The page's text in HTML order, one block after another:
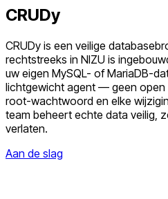
CRUDy
CRUDy is een veilige
rechtstreeks in NIZU is
uw eigen MySQL- of MariaDB-
lichtgewicht agent — geen open
root-wachtwoord en elke
team beheert echte data veilig,
verlaten.
Aan de slag